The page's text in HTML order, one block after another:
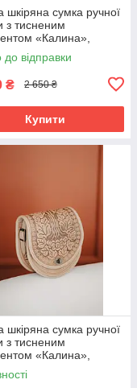
шкіряна сумка ручної
з тисненим
«Калина»,
з натуральної
20*21*8 см
до відправки
₴ 2 650 ₴
Купити
шкіряна сумка ручної
з тисненим
«Калина»,
сумка з натуральної
см